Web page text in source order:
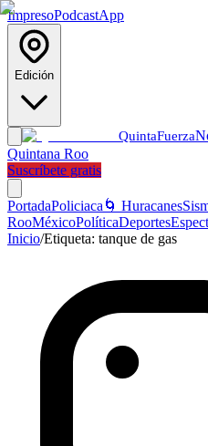
ImpresoPodcastApp
Edición
QuintaFuerza
Quintana Roo
Suscríbete gratis
PortadaPoliciaca 🌀 Huracanes
RooMéxicoPolíticaDeportes
Inicio/Etiqueta: tanque de gas